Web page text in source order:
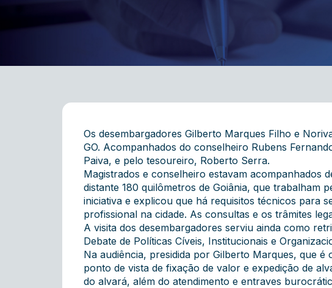
Os desembargadores Gilberto Marques Filho e
GO. Acompanhados do conselheiro Rubens
Paiva, e pelo tesoureiro, Roberto Serra.
Magistrados e conselheiro estavam acompanhados
distante 180 quilômetros de Goiânia, que trabalham
iniciativa e explicou que há requisitos técnicos para
profissional na cidade. As consultas e os trâmites
A visita dos desembargadores serviu ainda como
Debate de Políticas Cíveis, Institucionais e
Na audiência, presidida por Gilberto Marques, que
ponto de vista de fixação de valor e expedição de
do alvará, além do atendimento e entraves